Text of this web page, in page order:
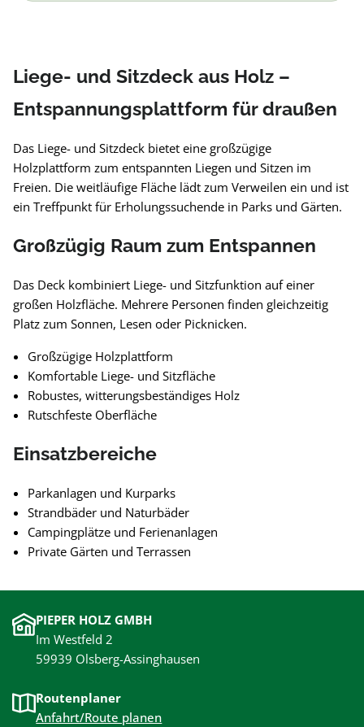
Liege- und Sitzdeck aus Holz –
Entspannungsplattform für draußen
Das Liege- und Sitzdeck bietet eine großzügige
Holzplattform zum entspannten Liegen und Sitzen im
Freien. Die weitläufige Fläche lädt zum Verweilen ein und ist
ein Treffpunkt für Erholungssuchende in Parks und Gärten.
Großzügig Raum zum Entspannen
Das Deck kombiniert Liege- und Sitzfunktion auf einer
großen Holzfläche. Mehrere Personen finden gleichzeitig
Platz zum Sonnen, Lesen oder Picknicken.
Großzügige Holzplattform
Komfortable Liege- und Sitzfläche
Robustes, witterungsbeständiges Holz
Rutschfeste Oberfläche
Einsatzbereiche
Parkanlagen und Kurparks
Strandbäder und Naturbäder
Campingplätze und Ferienanlagen
Private Gärten und Terrassen
PIEPER HOLZ GMBH
Im Westfeld 2
59939 Olsberg-Assinghausen
Routenplaner
Anfahrt/Route planen